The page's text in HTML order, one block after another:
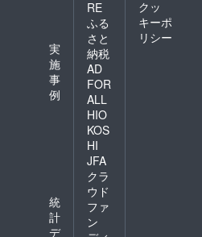
実
施
事
例
統
計
デ
RE
ふる
さと
納税
AD
FOR
ALL
HIO
KOS
HI
JFA
クラ
ウド
ファ
ン
クッ
キーポ
リシー